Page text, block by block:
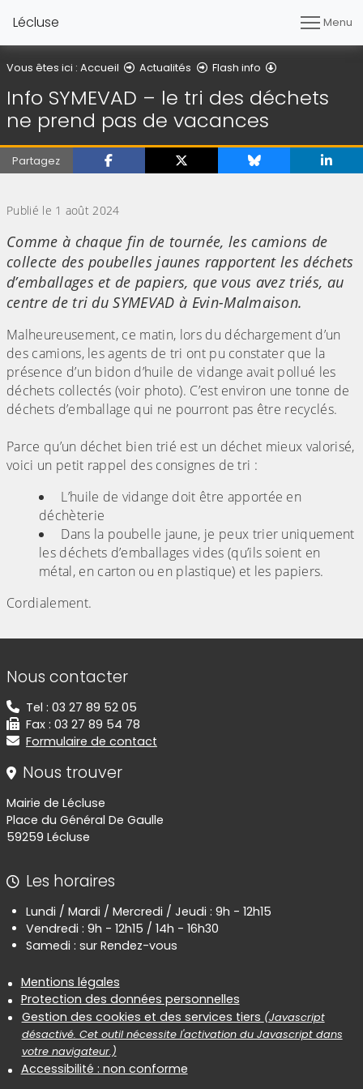
Lécluse Menu
Vous êtes ici : Accueil Actualités Flash info
Info SYMEVAD – le tri des déchets
ne prend pas de vacances
Partagez
Publié le 1 août 2024
Comme à chaque fin de tournée, les camions de
collecte des poubelles jaunes rapportent les déchets
d’emballages et de papiers, que vous avez triés, au
centre de tri du SYMEVAD à Evin-Malmaison.
Malheureusement, ce matin, lors du déchargement d’un
des camions, les agents de tri ont pu constater que la
présence d’un bidon d’huile de vidange avait pollué les
déchets collectés (voir photo). C’est environ une tonne de
déchets d’emballage qui ne pourront pas être recyclés.
Parce qu’un déchet bien trié est un déchet mieux valorisé,
voici un petit rappel des consignes de tri :
L’huile de vidange doit être apportée en
déchèterie
Dans la poubelle jaune, je peux trier uniquement
les déchets d’emballages vides (qu’ils soient en
métal, en carton ou en plastique) et les papiers.
Cordialement.
Informations de contact
Nous contacter
Tel : 03 27 89 52 05
Fax : 03 27 89 54 78
Formulaire de contact
Nous trouver
Mairie de Lécluse
Place du Général De Gaulle
59259 Lécluse
Les horaires
Lundi / Mardi / Mercredi / Jeudi : 9h - 12h15
Vendredi : 9h - 12h15 / 14h - 16h30
Samedi : sur Rendez-vous
Informations réglementaires
Mentions légales
Protection des données personnelles
Gestion des cookies et des services tiers (Javascript
désactivé. Cet outil nécessite l'activation du Javascript dans
votre navigateur.)
Accessibilité : non conforme